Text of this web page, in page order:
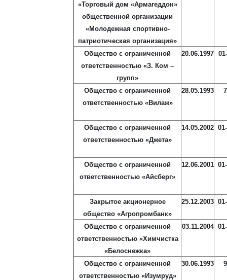
«Торговый дом «Армагеддон»
общественной организации
«Молодежная спортивно-
патриотическая организация»
Общество с ограниченной
ответственностью «З. Ком –
групп»
20.06.1997
Общество с ограниченной
ответственностью «Вилаж»
28.05.1993
Общество с ограниченной
ответственностью «Джета»
14.05.2002
Общество с ограниченной
ответственностью «Айсберг»
12.06.2001
Закрытое акционерное
общество «Агропромбанк»
25.12.2003
Общество с ограниченной
ответственностью «Химчистка
«Белоснежка»
03.11.2004
Общество с ограниченной
ответственностью «Изумруд»
30.06.1993